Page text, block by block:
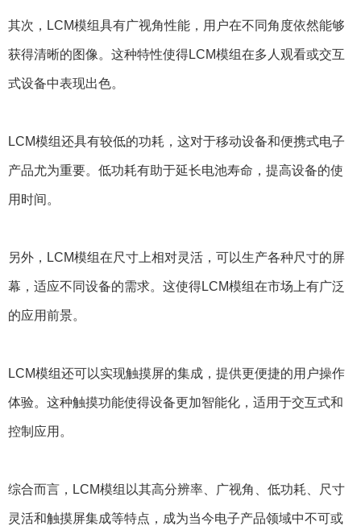
其次，LCM模组具有广视角性能，用户在不同角度依然能够
获得清晰的图像。这种特性使得LCM模组在多人观看或交互
式设备中表现出色。
LCM模组还具有较低的功耗，这对于移动设备和便携式电子
产品尤为重要。低功耗有助于延长电池寿命，提高设备的使
用时间。
另外，LCM模组在尺寸上相对灵活，可以生产各种尺寸的屏
幕，适应不同设备的需求。这使得LCM模组在市场上有广泛
的应用前景。
LCM模组还可以实现触摸屏的集成，提供更便捷的用户操作
体验。这种触摸功能使得设备更加智能化，适用于交互式和
控制应用。
综合而言，LCM模组以其高分辨率、广视角、低功耗、尺寸
灵活和触摸屏集成等特点，成为当今电子产品领域中不可或